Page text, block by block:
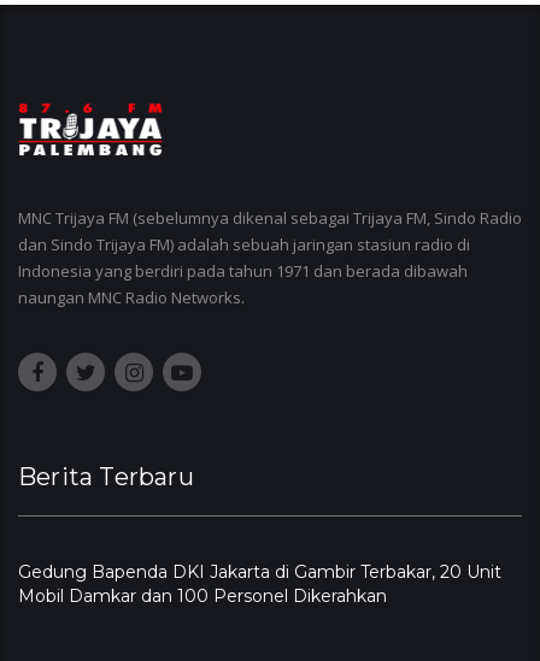
MNC Trijaya FM (sebelumnya dikenal sebagai Trijaya FM, Sindo Radio
dan Sindo Trijaya FM) adalah sebuah jaringan stasiun radio di
Indonesia yang berdiri pada tahun 1971 dan berada dibawah
naungan MNC Radio Networks.
Berita Terbaru
Gedung Bapenda DKI Jakarta di Gambir Terbakar, 20 Unit
Mobil Damkar dan 100 Personel Dikerahkan